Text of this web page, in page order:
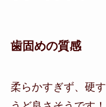
歯固めの質感
柔らかすぎず、硬